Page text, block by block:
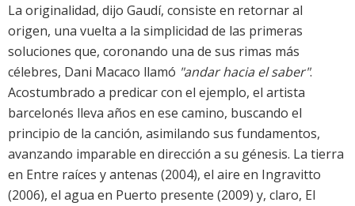
La originalidad, dijo Gaudí, consiste en retornar al
origen, una vuelta a la simplicidad de las primeras
soluciones que, coronando una de sus rimas más
célebres, Dani Macaco llamó "andar hacia el saber".
Acostumbrado a predicar con el ejemplo, el artista
barcelonés lleva años en ese camino, buscando el
principio de la canción, asimilando sus fundamentos,
avanzando imparable en dirección a su génesis. La tierra
en Entre raíces y antenas (2004), el aire en Ingravitto
(2006), el agua en Puerto presente (2009) y, claro, El